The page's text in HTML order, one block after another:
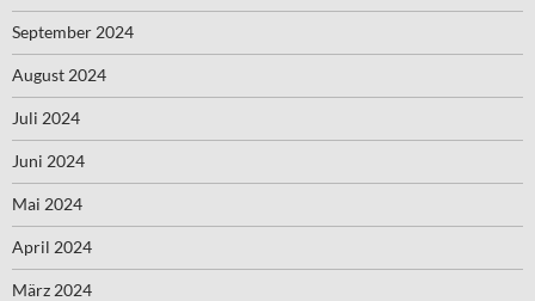
September 2024
August 2024
Juli 2024
Juni 2024
Mai 2024
April 2024
März 2024